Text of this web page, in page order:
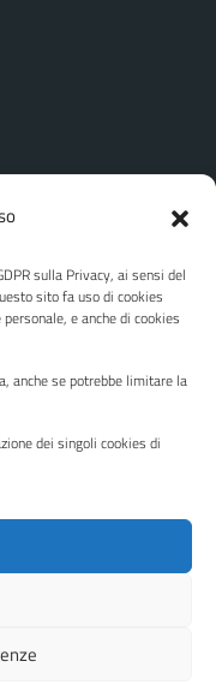
sulla Privacy, ai sensi del
sito fa uso di cookies
e anche di cookies
anche se potrebbe limitare la
dei singoli cookies di